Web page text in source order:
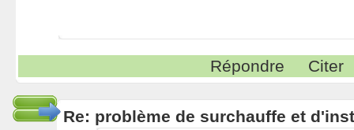
Répondre Citer
Re: problème de surchauffe et